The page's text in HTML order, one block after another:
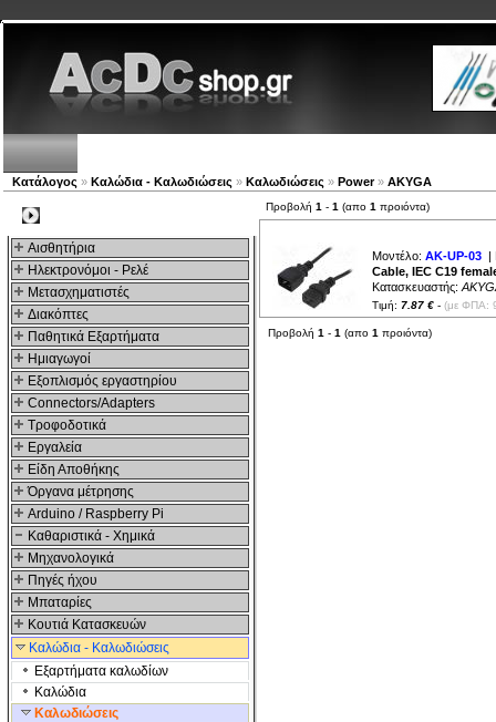
Κατάλογος » Καλώδια - Καλωδιώσεις » Καλωδιώσεις » Power» AKYGA
Αισθητήρια
Ηλεκτρονόμοι - Ρελέ
Μετασχηματιστές
Διακόπτες
Παθητικά Εξαρτήματα
Hμιαγωγοί
Εξοπλισμός εργαστηρίου
Connectors/Adapters
Τροφοδοτικά
Εργαλεία
Είδη Αποθήκης
Όργανα μέτρησης
Arduino / Raspberry Pi
Καθαριστικά - Χημικά
Μηχανολογικά
Πηγές ήχου
Μπαταρίες
Κουτιά Κατασκευών
Καλώδια - Καλωδιώσεις
Εξαρτήματα καλωδίων
Καλώδια
Καλωδιώσεις
Προβολή 1 - 1 (απο 1 προιόντα)
Μοντέλο: AK-UP-03 |
Cable, IEC C19
Κατασκευαστής:
Τιμή: 7.87 € - (με ΦΠΑ:
Προβολή 1 - 1 (απο 1 προιόντα)